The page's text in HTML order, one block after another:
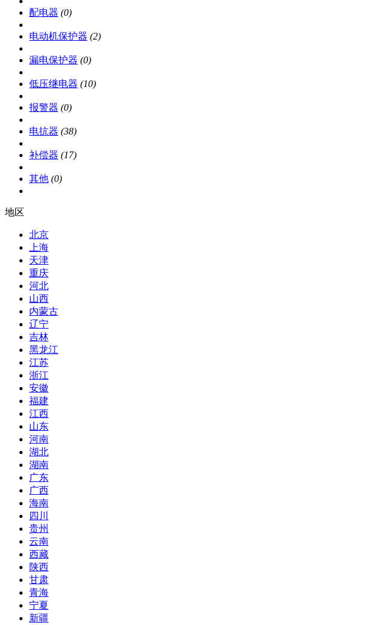
配电器 (0)
电动机保护器 (2)
漏电保护器 (0)
低压继电器 (10)
报警器 (0)
电抗器 (38)
补偿器 (17)
其他 (0)
地区
北京
上海
天津
重庆
河北
山西
内蒙古
辽宁
吉林
黑龙江
江苏
浙江
安徽
福建
江西
山东
河南
湖北
湖南
广东
广西
海南
四川
贵州
云南
西藏
陕西
甘肃
青海
宁夏
新疆